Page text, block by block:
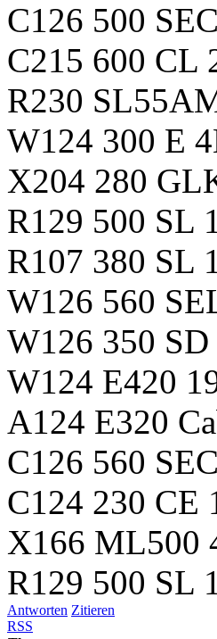
C126 500
C215 600 CL
R230
W124 300 E
X204 280
R129 500 SL
R107 380 SL
W126 560
W126 350
W124 E420
A124 E320
C126 560
C124 230 CE
X166 ML500
R129 500 SL
Antworten Zitieren
RSS